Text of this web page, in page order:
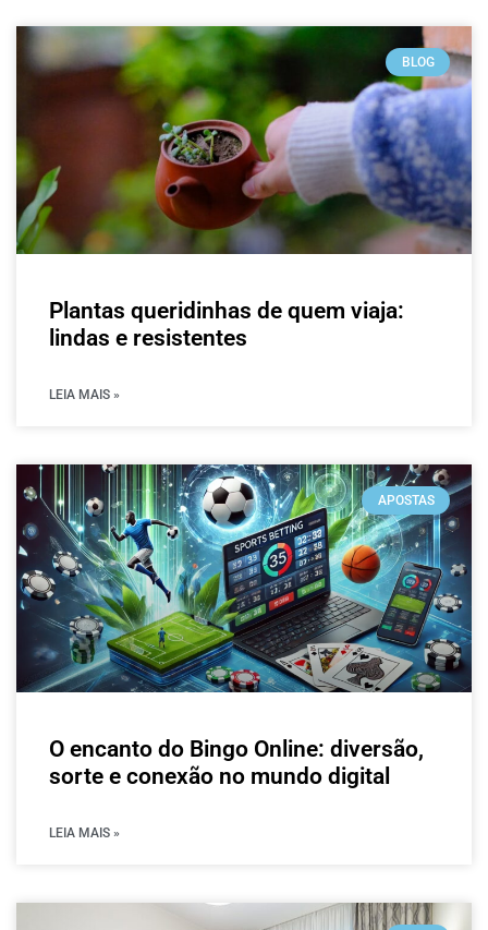
BLOG
Plantas queridinhas de quem viaja:
lindas e resistentes
LEIA MAIS »
APOSTAS
O encanto do Bingo Online: diversão,
sorte e conexão no mundo digital
LEIA MAIS »